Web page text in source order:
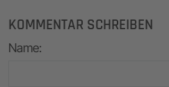
KOMMENTAR SCHREIBEN
Name: